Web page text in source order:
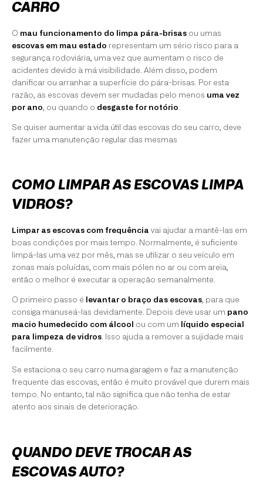
CARRO
O mau funcionamento do limpa pára-brisas ou umas
escovas em mau estado representam um sério risco para a
segurança rodoviária, uma vez que aumentam o risco de
acidentes devido à má visibilidade. Além disso, podem
danificar ou arranhar a superfície do pára-brisas. Por esta
razão, as escovas devem ser mudadas pelo menos uma vez
por ano, ou quando o desgaste for notório
Se quiser aumentar a vida útil das escovas do seu carro, deve
fazer uma manutenção regular das mesmas
COMO LIMPAR AS ESCOVAS LIMPA
VIDROS?
Limpar as escovas com frequência vai ajudar a mantê-las em
boas condições por mais tempo. Normalmente, é suficiente
limpá-las uma vez por mês, mas se utilizar o seu veículo em
zonas mais poluídas, com mais pólen no ar ou com areia,
então o melhor é executar a operação semanalmente.
O primeiro passo é levantar o braço das escovas, para que
consiga manuseá-las devidamente. Depois deve usar um pano
macio humedecido com álcool ou com um
líquido especial
para limpeza de vidros. Isso ajuda a remover a sujidade mais
facilmente.
Se estaciona o seu carro numa garagem e faz a manutenção
frequente das escovas, então é muito provável que durem mais
tempo. No entanto, tal não significa que não tenha de estar
atento aos sinais de deterioração.
QUANDO DEVE TROCAR AS
ESCOVAS AUTO?